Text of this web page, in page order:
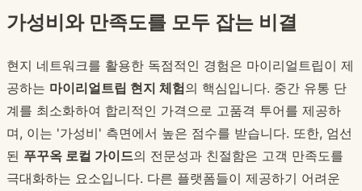
가성비와 만족도를 모두 잡는 비결
현지 네트워크를 활용한 독점적인 경험은 마이리얼트립이 제
공하는 마이리얼트립 현지 체험의 핵심입니다. 중간 유통 단
계를 최소화하여 합리적인 가격으로 고품격 투어를 제공하
며, 이는 '가성비' 측면에서 높은 점수를 받습니다. 또한, 엄선
된 푸꾸옥 로컬 가이드의 전문성과 친절함은 고객 만족도를
극대화하는 요소입니다. 다른 플랫폼들이 제공하기 어려운